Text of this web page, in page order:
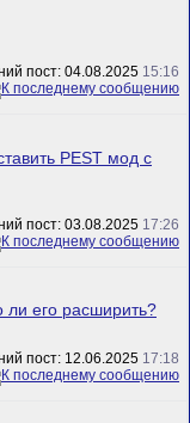
пост: 04.08.2025 15:16
PEST мод с
пост: 03.08.2025 17:26
его расширить?
пост: 12.06.2025 17:18